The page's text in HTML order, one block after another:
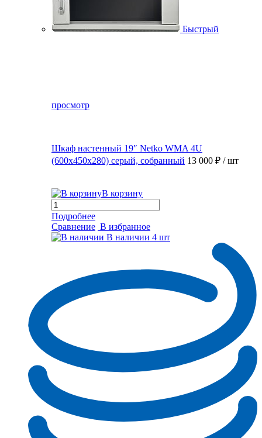
Быстрый
просмотр
Шкаф настенный 19″ Netko WMA 4U
(600x450x280) серый, собранный 13 000 ₽ / шт
В корзину
Подробнее
Сравнение В избранное
В наличии 4 шт